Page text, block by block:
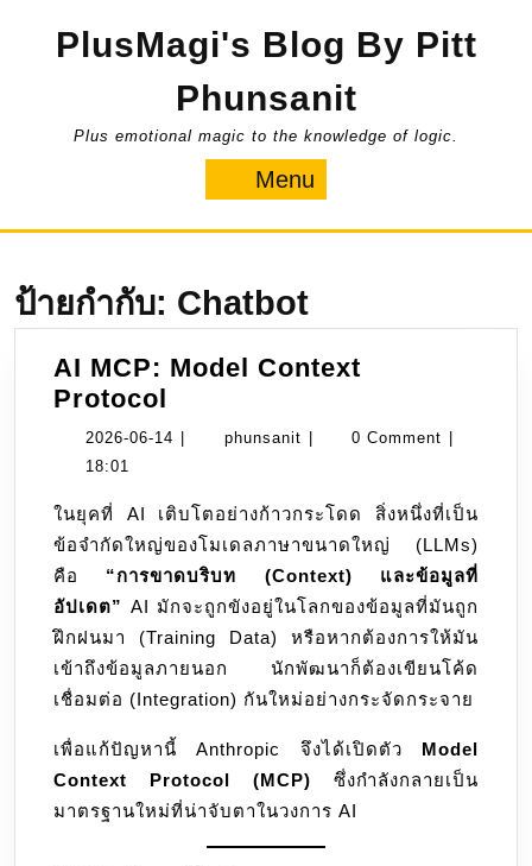
PlusMagi's Blog By Pitt
Phunsanit
Plus emotional magic to the knowledge of logic.
Menu
ป้ายกำกับ: Chatbot
AI MCP: Model Context
Protocol
MCP:
Protocol
2026-06-14 2026- phunsanit phunsanit0 Comment
18:01
ในยุคที่ AI เติบโตอย่างก้าวกระโดด สิ่งหนึ่งที่เป็น
ข้อจำกัดใหญ่ของโมเดลภาษาขนาดใหญ่ (LLMs)
คือ “การขาดบริบท (Context) และข้อมูลที่
อัปเดต” AI มักจะถูกขังอยู่ในโลกของข้อมูลที่มันถูก
ฝึกฝนมา (Training Data) หรือหากต้องการให้มัน
เข้าถึงข้อมูลภายนอก นักพัฒนาก็ต้องเขียนโค้ด
เชื่อมต่อ (Integration) กันใหม่อย่างกระจัดกระจาย
เพื่อแก้ปัญหานี้ Anthropic จึงได้เปิดตัว Model
Context Protocol (MCP) ซึ่งกำลังกลายเป็น
มาตรฐานใหม่ที่น่าจับตาในวงการ AI